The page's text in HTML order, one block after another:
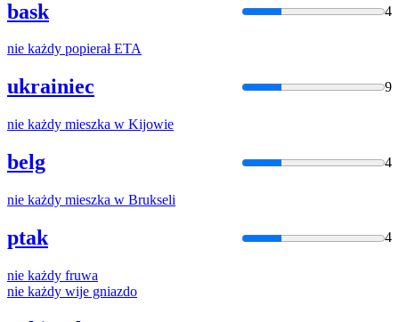
bask 4
nie każdy popierał ETA
ukrainiec 9
nie każdy mieszka w Kijowie
belg 4
nie każdy mieszka w Brukseli
ptak 4
nie każdy fruwa
nie każdy wije gniazdo